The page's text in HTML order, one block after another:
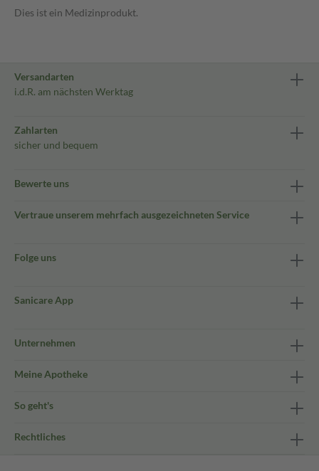
Dies ist ein Medizinprodukt.
Versandarten
i.d.R. am nächsten Werktag
Zahlarten
sicher und bequem
Bewerte uns
Vertraue unserem mehrfach ausgezeichneten Service
Folge uns
Sanicare App
Unternehmen
Meine Apotheke
So geht's
Rechtliches